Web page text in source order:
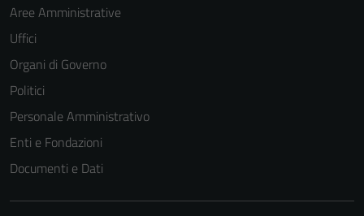
Aree Amministrative
Uffici
Organi di Governo
Politici
Personale Amministrativo
Enti e Fondazioni
Documenti e Dati